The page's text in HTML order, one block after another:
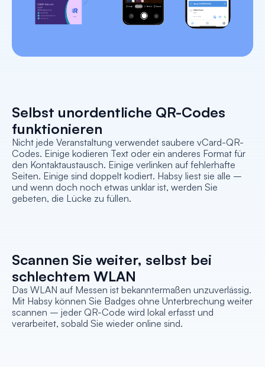
Selbst unordentliche QR-Codes
funktionieren
Nicht jede Veranstaltung verwendet saubere vCard-QR-
Codes. Einige kodieren Text oder ein anderes Format für
den Kontaktaustausch. Einige verlinken auf fehlerhafte
Seiten. Einige sind doppelt kodiert. Habsy liest sie alle –
und wenn doch noch etwas unklar ist, werden Sie
gebeten, die Lücke zu füllen.
Scannen Sie weiter, selbst bei
schlechtem WLAN
Das WLAN auf Messen ist bekanntermaßen unzuverlässig.
Mit Habsy können Sie Badges ohne Unterbrechung weiter
scannen – jeder QR-Code wird lokal erfasst und
verarbeitet, sobald Sie wieder online sind.